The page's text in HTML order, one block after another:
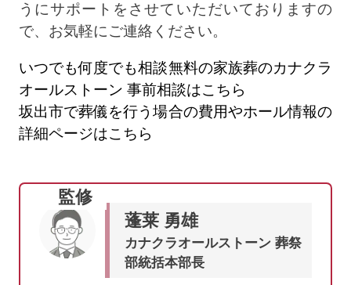
うにサポートをさせていただいておりますの
で、お気軽にご連絡ください。
いつでも何度でも相談無料の家族葬のカナクラ
オールストーン 事前相談はこちら
坂出市で葬儀を行う場合の費用やホール情報の
詳細ページはこちら
監修
蓬莱 勇雄
カナクラオールストーン 葬祭
部統括本部長